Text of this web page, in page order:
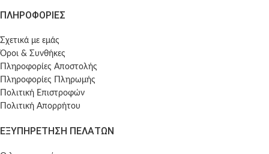
ΠΛΗΡΟΦΟΡΙΕΣ
Σχετικά με εμάς
Όροι & Συνθήκες
Πληροφορίες Αποστολής
Πληροφορίες Πληρωμής
Πολιτική Επιστροφών
Πολιτική Απορρήτου
ΕΞΥΠΗΡΕΤΗΣΗ ΠΕΛΑΤΩΝ